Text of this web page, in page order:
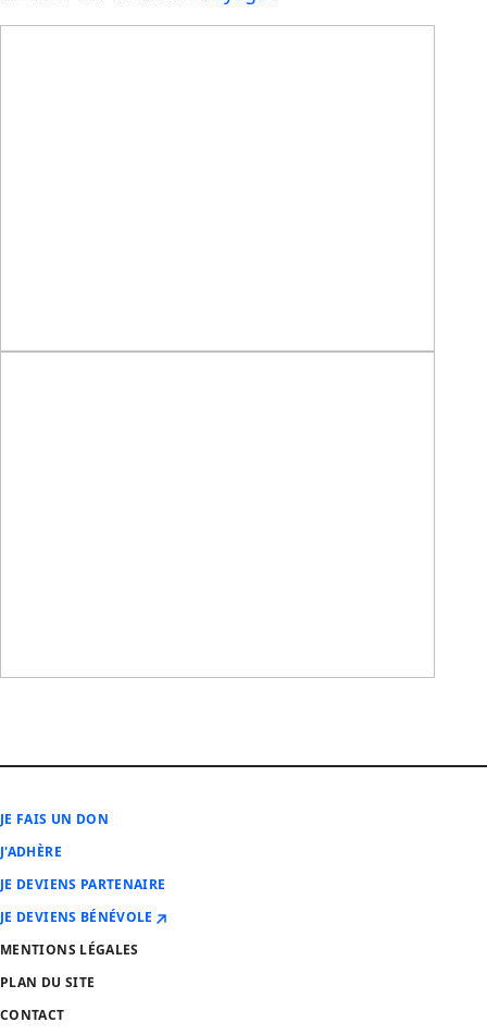
JE FAIS UN DON
J'ADHÈRE
JE DEVIENS PARTENAIRE
JE DEVIENS BÉNÉVOLE
MENTIONS LÉGALES
PLAN DU SITE
CONTACT